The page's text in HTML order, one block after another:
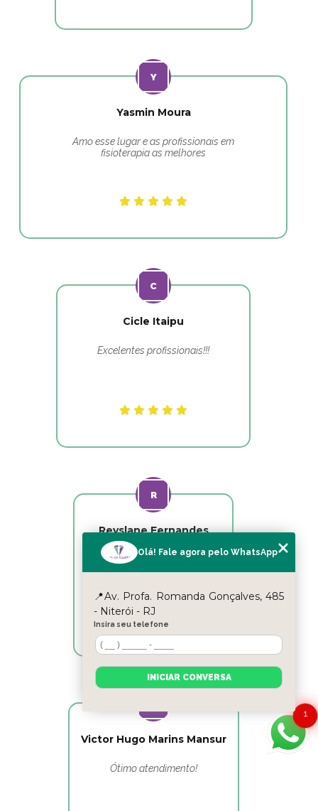
Yasmin Moura
Amo esse lugar e as profissionais em
fisioterapia as melhores
Cicle Itaipu
Excelentes profissionais!!!
Reyslane Fernandes
Excelente equipe!!
Victor Hugo Marins Mansur
Ótimo atendimento!
1
Olá! Fale agora pelo WhatsApp
📍Av. Profa. Romanda Gonçalves, 485
- Niterói - RJ
Insira seu telefone
INICIAR CONVERSA